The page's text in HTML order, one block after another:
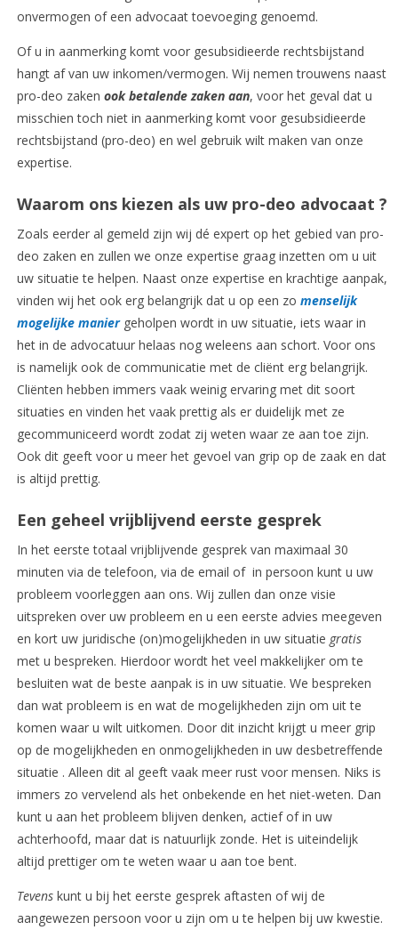
onvermogen of een advocaat toevoeging genoemd.
Of u in aanmerking komt voor gesubsidieerde rechtsbijstand
hangt af van uw inkomen/vermogen. Wij nemen trouwens naast
pro-deo zaken ook betalende zaken aan, voor het geval dat u
misschien toch niet in aanmerking komt voor gesubsidieerde
rechtsbijstand (pro-deo) en wel gebruik wilt maken van onze
expertise.
Waarom ons kiezen als uw pro-deo advocaat ?
Zoals eerder al gemeld zijn wij dé expert op het gebied van pro-
deo zaken en zullen we onze expertise graag inzetten om u uit
uw situatie te helpen. Naast onze expertise en krachtige aanpak,
vinden wij het ook erg belangrijk dat u op een zo menselijk
mogelijke maniergeholpen wordt in uw situatie, iets waar in
het in de advocatuur helaas nog weleens aan schort. Voor ons
is namelijk ook de communicatie met de cliënt erg belangrijk.
Cliënten hebben immers vaak weinig ervaring met dit soort
situaties en vinden het vaak prettig als er duidelijk met ze
gecommuniceerd wordt zodat zij weten waar ze aan toe zijn.
Ook dit geeft voor u meer het gevoel van grip op de zaak en dat
is altijd prettig.
Een geheel vrijblijvend eerste gesprek
In het eerste totaal vrijblijvende gesprek van maximaal 30
minuten via de telefoon, via de email of in persoon kunt u uw
probleem voorleggen aan ons. Wij zullen dan onze visie
uitspreken over uw probleem en u een eerste advies meegeven
en kort uw juridische (on)mogelijkheden in uw situatie gratis
met u bespreken. Hierdoor wordt het veel makkelijker om te
besluiten wat de beste aanpak is in uw situatie. We bespreken
dan wat probleem is en wat de mogelijkheden zijn om uit te
komen waar u wilt uitkomen. Door dit inzicht krijgt u meer grip
op de mogelijkheden en onmogelijkheden in uw desbetreffende
situatie . Alleen dit al geeft vaak meer rust voor mensen. Niks is
immers zo vervelend als het onbekende en het niet-weten. Dan
kunt u aan het probleem blijven denken, actief of in uw
achterhoofd, maar dat is natuurlijk zonde. Het is uiteindelijk
altijd prettiger om te weten waar u aan toe bent.
Tevenskunt u bij het eerste gesprek aftasten of wij de
aangewezen persoon voor u zijn om u te helpen bij uw kwestie.